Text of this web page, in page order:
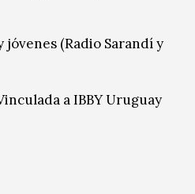
(Radio Sarandí y
a IBBY Uruguay